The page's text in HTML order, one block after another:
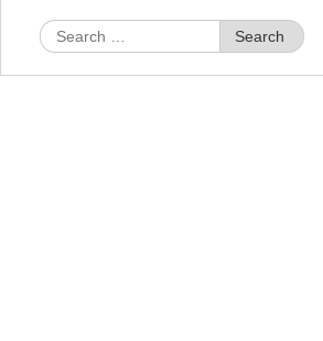
Search
for: